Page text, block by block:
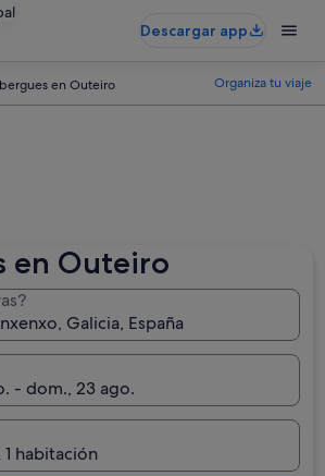
Descargar app
en Outeiro Organiza tu viaje
en Outeiro
Galicia, España
- dom., 23 ago.
habitación